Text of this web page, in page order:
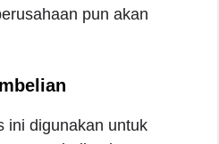
pun akan
ini digunakan untuk